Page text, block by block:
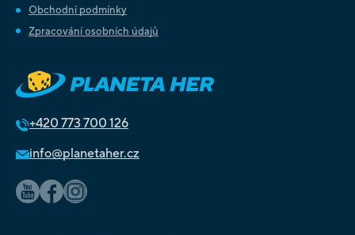
Obchodní podmínky
Zpracování osobních údajů
+420 773 700 126
info@planetaher.cz